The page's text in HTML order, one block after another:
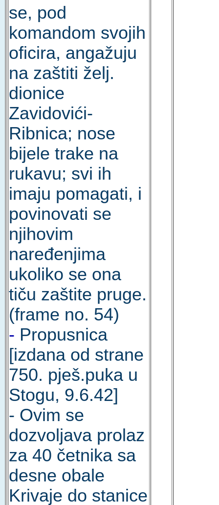
se, pod
komandom svojih
oficira, angažuju
na zaštiti želj.
dionice
Zavidovići-
Ribnica; nose
bijele trake na
rukavu; svi ih
imaju pomagati, i
povinovati se
njihovim
naređenjima
ukoliko se ona
tiču zaštite pruge.
(frame no. 54)
- Propusnica
[izdana od strane
750. pješ.puka u
Stogu, 9.6.42]
- Ovim se
dozvoljava prolaz
za 40 četnika sa
desne obale
Krivaje do stanice